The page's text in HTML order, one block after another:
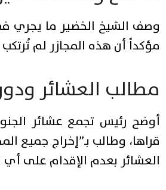
وصف الشيخ الخضير ما يجري في
مؤكداً أن هذه المجازر لم
مطالب العشائر
أوضح رئيس تجمع عشائر
قراها، وطالب بـ”إخراج جميع
العشائر بعدم الإقدام على أي